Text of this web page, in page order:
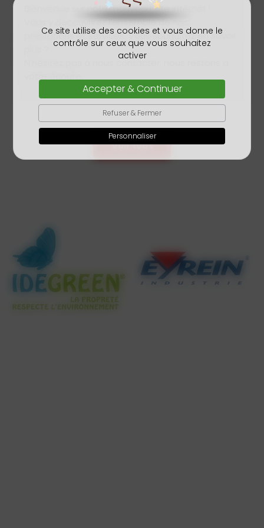
Ce site utilise des cookies et vous donne le
contrôle sur ceux que vous souhaitez
activer
Accepter & Continuer
Refuser & Fermer
Personnaliser
Profitez du crédit d’impôt et de l’avance
immédiate avec AS NETTOYAGE Faire appel à AS
NETTOYAGE, c’est choisir la tranquillité, le confort
et la propreté au quotidien. Et grâce au crédit
bénéficiez en plus d’un avantage fiscal de 50...
Voir tout